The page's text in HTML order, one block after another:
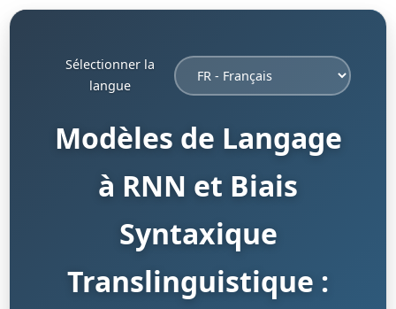
Sélectionner la
langue
Modèles de Langage
à RNN et Biais
Syntaxique
Translinguistique :